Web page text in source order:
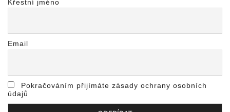
Křestní jméno
Email
Pokračováním přijímáte zásady ochrany osobních
údajů